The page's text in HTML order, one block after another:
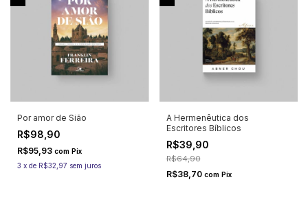
Por amor de Sião
R$98,90
R$95,93 com Pix
3 x de R$32,97 sem juros
A Hermenêutica dos
Escritores Bíblicos
R$39,90
R$64,90
R$38,70 com Pix